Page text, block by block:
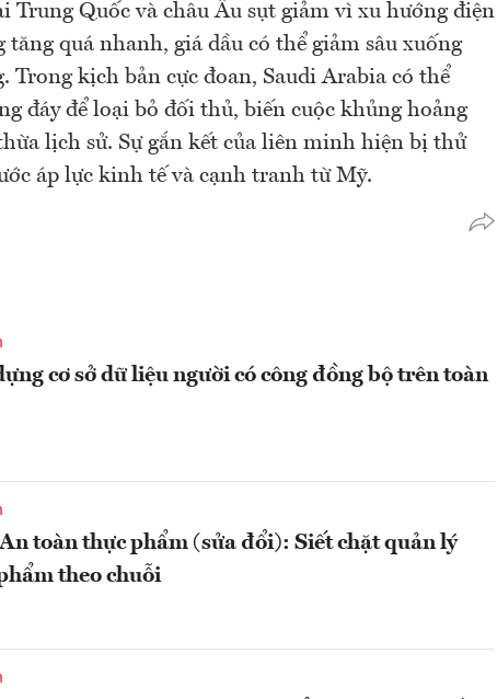
Trung Quốc và châu Âu sụt giảm vì xu hướng điện
quá nhanh, giá dầu có thể giảm sâu xuống
Trong kịch bản cực đoan, Saudi Arabia có thể
đáy để loại bỏ đối thủ, biến cuộc khủng hoảng
lịch sử. Sự gắn kết của liên minh hiện bị thử
áp lực kinh tế và cạnh tranh từ Mỹ.
cơ sở dữ liệu người có công đồng bộ trên toàn
toàn thực phẩm (sửa đổi): Siết chặt quản lý
theo chuỗi